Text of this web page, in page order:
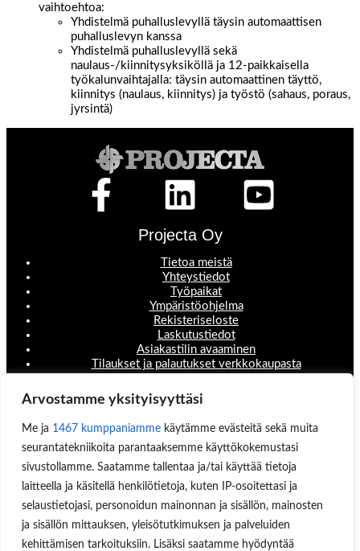
Arvostamme yksityisyyttäsi
Me ja 1467 kumppaniamme käytämme evästeitä sekä muita
seurantatekniikoita parantaaksemme käyttökokemustasi
sivustollamme. Saatamme tallentaa ja/tai käyttää tietoja
laitteella ja käsitellä henkilötietoja, kuten IP-osoitettasi ja
selaustietojasi, personoidun mainonnan ja sisällön, mainosten
ja sisällön mittauksen, yleisötutkimuksen ja palveluiden
kehittämisen tarkoituksiin. Lisäksi saatamme hyödyntää
vaihtoehtoa:
Yhdistelmä puhalluslevyllä täysin automaattisen
puhalluslevyn kanssa
Yhdistelmä puhalluslevyllä sekä
naulaus-/kiinnitysyksiköllä ja 12-paikkaisella
työkalunvaihtajalla: täysin automaattinen täyttö,
kiinnitys (naulaus, kiinnitys) ja työstö (sahaus, poraus,
jyrsintä)
Projecta Oy
Tietoa meistä
Yhteystiedot
Työpaikat
Ympäristöohjelma
Rekisteriseloste
Laskutustiedot
Asiakastilin avaaminen
Tilaukset ja palautukset verkkokaupasta
Valikko
Teollisuustuotteet
Hinnastot & esitteet
Huoltopalvelut
Hae sivuilta
Aukioloajat
Ma-Pe 8:00-16.00